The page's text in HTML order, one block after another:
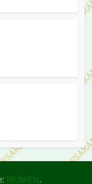
NUMEN.